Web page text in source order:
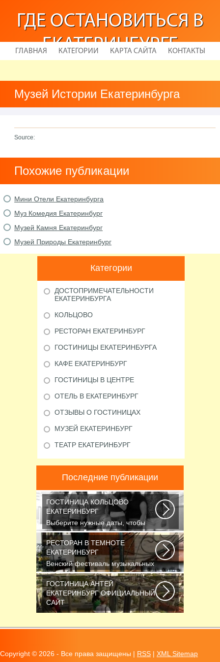
ГДЕ ОСТАНОВИТЬСЯ В
ЕКАТЕРИНБУРГЕ
ГЛАВНАЯ КАТЕГОРИИ КАРТА САЙТА КОНТАКТЫ
Музей Истории Екатеринбурга
Source:
Похожие публикации
Мини Отели Екатеринбурга
Муз Комедия Екатеринбург
Музей Камня Екатеринбург
Музей Природы Екатеринбург
Категории
ДОСТОПРИМЕЧАТЕЛЬНОСТИ
ЕКАТЕРИНБУРГА
КОЛЬЦОВО
РЕСТОРАН ЕКАТЕРИНБУРГ
ГОСТИНИЦЫ ЕКАТЕРИНБУРГА
КАФЕ ЕКАТЕРИНБУРГ
ГОСТИНИЦЫ В ЦЕНТРЕ
ОТЕЛЬ В ЕКАТЕРИНБУРГ
ОТЗЫВЫ О ГОСТИНИЦАХ
МУЗЕЙ ЕКАТЕРИНБУРГ
ТЕАТР ЕКАТЕРИНБУРГ
Последние публикации
ГОСТИНИЦА КОЛЬЦОВО
ЕКАТЕРИНБУРГ
Выберите нужные даты, чтобы
узнать цену: — Название номера
Мест Гостей...
РЕСТОРАН В ТЕМНОТЕ
ЕКАТЕРИНБУРГ
Венский фестиваль музыкальных
фильмов завершился также, как и
начинался...
ГОСТИНИЦА АНТЕЙ
ЕКАТЕРИНБУРГ ОФИЦИАЛЬНЫЙ
САЙТ
Новосибирск считается третьим
Copyright © 2026 - Все права защищены | RSS | XML Sitemap